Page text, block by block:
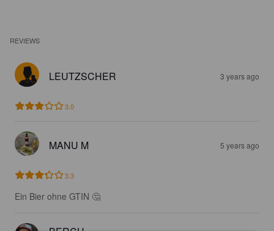
REVIEWS
LEUTZSCHER 3 years ago
3.0
MANU M 5 years ago
3.3
Ein Bier ohne GTIN 🤔